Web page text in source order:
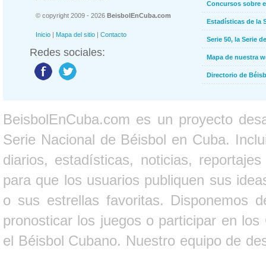
© copyright 2009 - 2026 BeisbolEnCuba.com
Inicio | Mapa del sitio | Contacto
Redes sociales:
Concursos sobre
Estadísticas de la
Serie 50, la Serie
Mapa de nuestra
Directorio de
BeisbolEnCuba.com es un proyecto
Serie Nacional de Béisbol en Cuba.
diarios, estadísticas, noticias,
para que los usuarios publiquen sus
o sus estrellas favoritas. Disponemos
pronosticar los juegos o participar en
el Béisbol Cubano. Nuestro equipo de